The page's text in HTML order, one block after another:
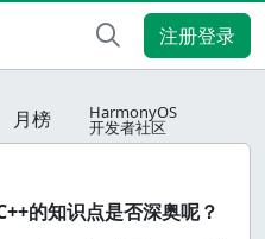
注册登录
月榜 HarmonyOS
开发者社区
的知识点是否深奥呢？